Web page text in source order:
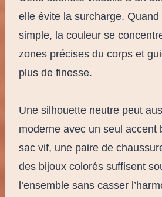
elle évite la surcharge.
simple, la couleur se
zones précises du corps et
plus de finesse.
Une silhouette neutre peut
moderne avec un seul accent
sac vif, une paire de
des bijoux colorés suffisent
l’ensemble sans casser